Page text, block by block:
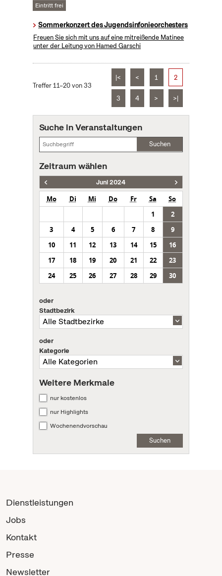
Eintritt frei
Sommerkonzert des Jugendsinfonieorchesters
Freuen Sie sich mit uns auf eine mitreißende Matinee
unter der Leitung von Hamed Garschi
Treffer 11–20 von 33
|< < 1 2
3 4 > >|
Suche in Veranstaltungen
Suchen
Zeitraum wählen
Juni 2024
Mo Di Mi Do Fr Sa
So
1
2
3
4 5 6 7 8
9
10
11 12 13 14 15
16
17
18 19 20 21 22
23
24
25 26 27 28 29 30
oder
Stadtbezirk
oder
Kategorie
Weitere Merkmale
nur kostenlos
nur Highlights
Wochenendvorschau
Suchen
Dienstleistungen
Jobs
Kontakt
Presse
Newsletter